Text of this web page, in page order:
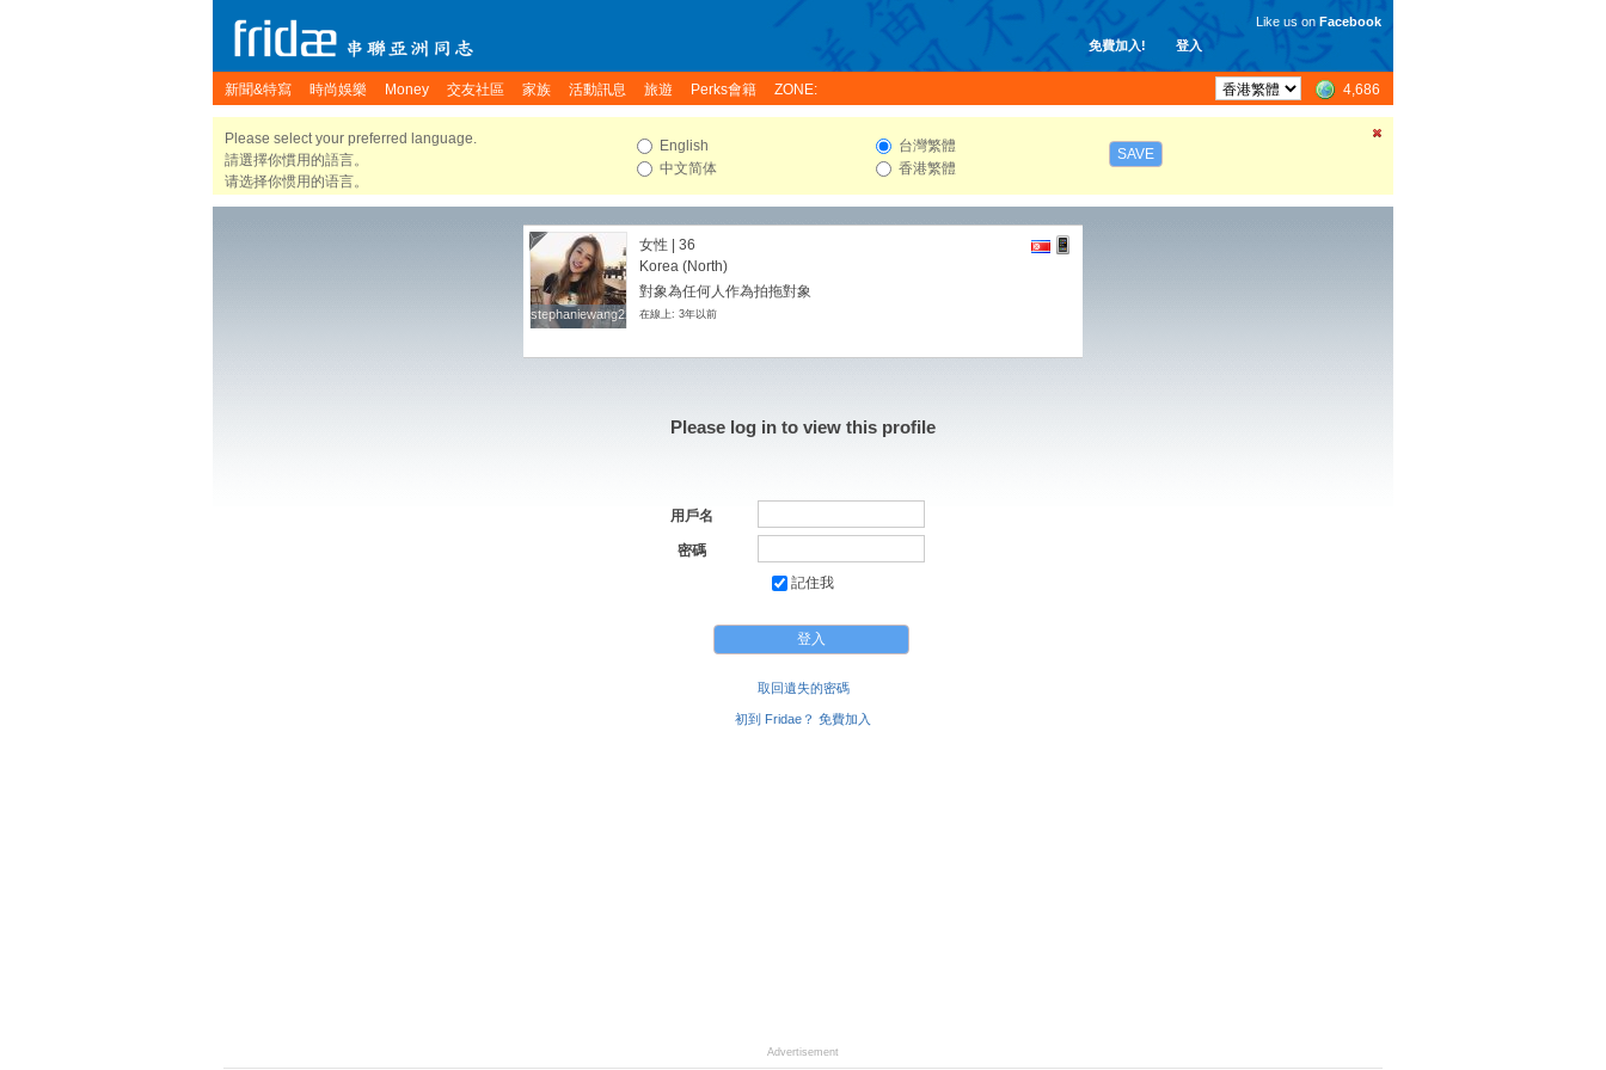
免費加入! 登入
Like us on Facebook
新聞&特寫 時尚娛樂 Money 交友社區 家族 活動訊息 旅遊 Perks會籍 ZONE: 4,686
Please select your preferred language.
請選擇你慣用的語言。
请选择你惯用的语言。
English
中文简体
台灣繁體
香港繁體
SAVE
stephaniewang22
stephaniewang22
女性 | 36
Korea (North)
對象為任何人作為拍拖對象
在線上: 3年以前
Please log in to view this profile
用戶名
密碼
記住我
取回遺失的密碼
初到 Fridae？ 免費加入
Advertisement